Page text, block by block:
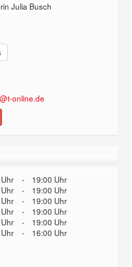
Julia Busch
online.de
-
19:00 Uhr
-
19:00 Uhr
-
19:00 Uhr
-
19:00 Uhr
-
19:00 Uhr
- 16:00 Uhr